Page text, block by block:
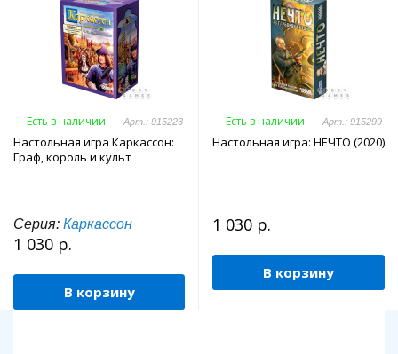
Есть в наличии Арт.: 915223
Настольная игра Каркассон:
Граф, король и культ
Серия: Каркассон
1 030 р.
В корзину
Есть в наличии Арт.: 915299
Настольная игра: НЕЧТО (2020)
1 030 р.
В корзину